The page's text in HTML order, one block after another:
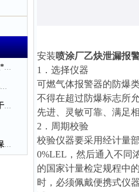
隔爆型乙炔C2H2气体检测仪*批发
安徽乙炔C2H2气体检测仪批发代理
焦化厂工业级甲烷检测仪用于煤气泄漏检测
固定式可燃气体报警器维护保养方法
安装喷涂厂乙炔泄漏报
1．选择仪器
可燃气体报警器的防爆
不得在超过防爆标志所
先进、灵敏可靠、满足
2．周期校验
校验仪器要采用经计量
0%LEL，然后通入不同
的国家计量检定规程中
时，必须佩戴便携式仪